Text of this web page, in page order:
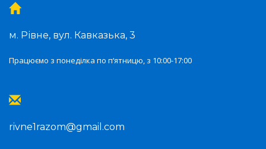
м. Рівне, вул. Кавказька, 3
Працюємо з понеділка по п‘ятницю, з 10:00-17:00
rivne1razom@gmail.com